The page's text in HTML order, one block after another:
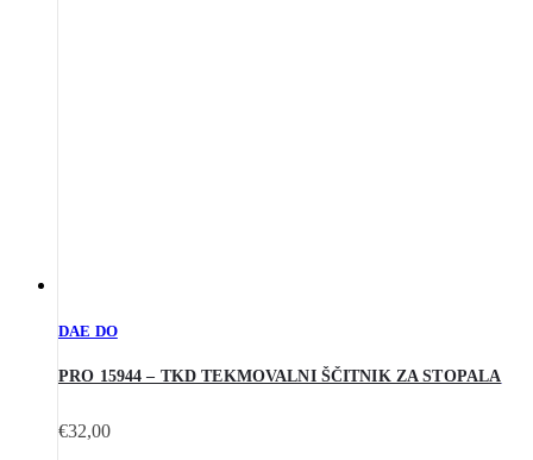
DAE DO
PRO 15944 – TKD TEKMOVALNI ŠČITNIK ZA STOPALA
€32,00